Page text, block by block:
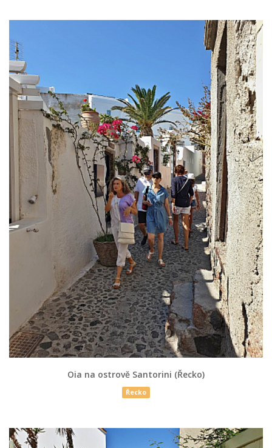
Oia na ostrově Santorini (Řecko)
Řecko